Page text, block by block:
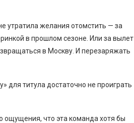
утратила желания отомстить — за
в прошлом сезоне. Или за вылет
в Москву. И перезаряжать
для титула достаточно не проиграть
ощущения, что эта команда хотя бы